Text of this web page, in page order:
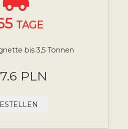
TAGE
bis 3,5 Tonnen
PLN